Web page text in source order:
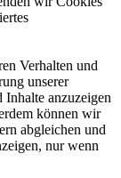
Verhalten und
unserer
Inhalte anzuzeigen
können wir
abgleichen und
nur wenn